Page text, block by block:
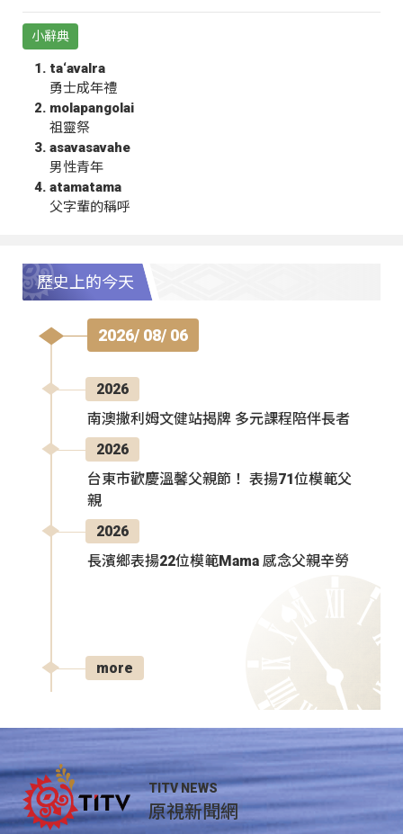
小辭典
ta‘avalra
勇士成年禮
molapangolai
祖靈祭
asavasavahe
男性青年
atamatama
父字輩的稱呼
歷史上的今天
2026/ 08/ 06
2026
南澳撒利姆文健站揭牌 多元課程陪伴長者
2026
台東市歡慶溫馨父親節！ 表揚71位模範父
親
2026
長濱鄉表揚22位模範Mama 感念父親辛勞
more
TITV NEWS
原視新聞網